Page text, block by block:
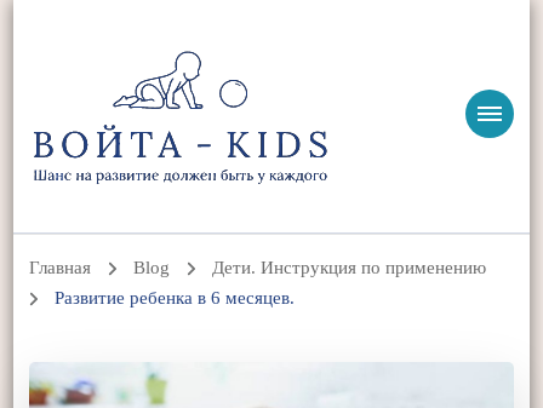
ВОЙТА-KIDS
нутрициология
Главная Blog
Дети. Инструкция по применению
Развитие ребенка в 6 месяцев.